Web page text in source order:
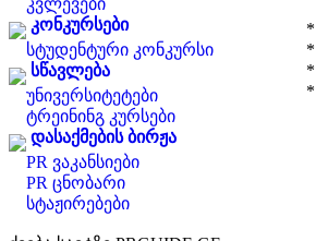
კვლევები
კონკურსები
სტუდენტური კონკურსი
სწავლება
უნივერსიტეტები
ტრეინინგ კურსები
დასაქმების ბირჟა
PR ვაკანსიები
PR ცნობარი
სტაჟირებები
*
*
*
*